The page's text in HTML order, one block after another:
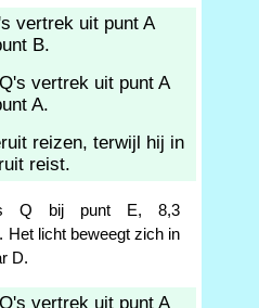
vertrek uit punt A
B.
vertrek uit punt A
A.
reizen, terwijl hij in
reist.
Q bij punt E, 8,3
Het licht beweegt zich in
D.
vertrek uit punt A